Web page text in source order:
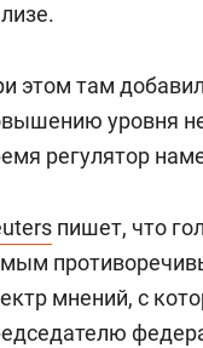
этом там
уровня
регулятор
пишет, что
мнений, с